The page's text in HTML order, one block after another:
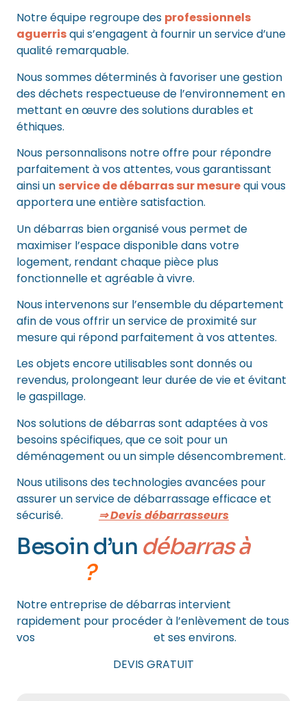
Notre équipe regroupe des professionnels
aguerrisqui s’engagent à fournir un service d’une
qualité remarquable.
Nous sommes déterminés à favoriser une gestion
des déchets respectueuse de l’environnement en
mettant en œuvre des solutions durables et
éthiques.
Nous personnalisons notre offre pour répondre
parfaitement à vos attentes, vous garantissant
ainsi un service de débarras sur mesurequi vous
apportera une entière satisfaction.
Un débarras bien organisé vous permet de
maximiser l’espace disponible dans votre
logement, rendant chaque pièce plus
fonctionnelle et agréable à vivre.
Nous intervenons sur l’ensemble du département
afin de vous offrir un service de proximité sur
mesure qui répond parfaitement à vos attentes.
Les objets encore utilisables sont donnés ou
revendus, prolongeant leur durée de vie et évitant
le gaspillage.
Nos solutions de débarras sont adaptées à vos
besoins spécifiques, que ce soit pour un
déménagement ou un simple désencombrement.
Nous utilisons des technologies avancées pour
assurer un service de débarrassage efficace et
sécurisé. ⇒ Devis débarrasseurs
Besoin d’un débarras à
?
Notre entreprise de débarras intervient
rapidement pour procéder à l’enlèvement de tous
vos
et ses environs.
DEVIS GRATUIT